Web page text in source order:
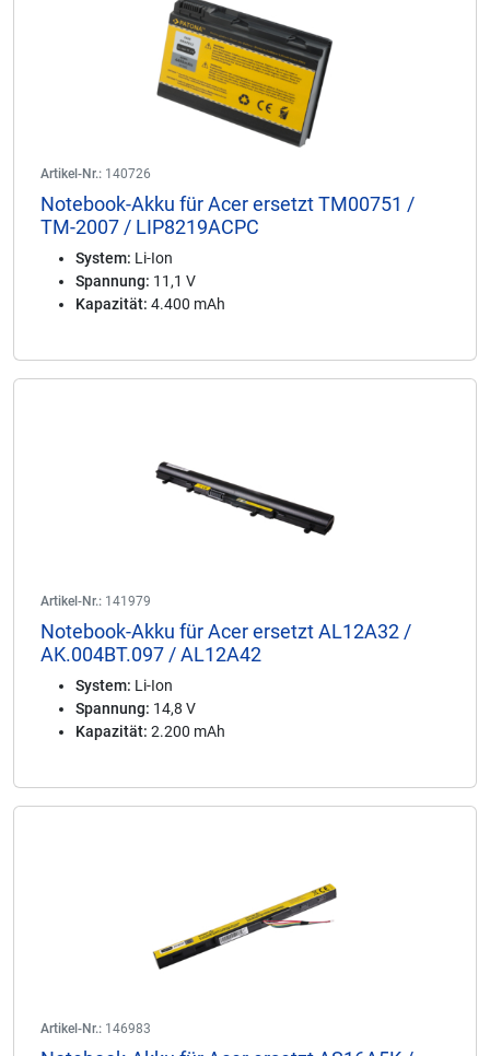
Artikel-Nr.: 140726
Notebook-Akku für Acer ersetzt TM00751 /
TM-2007 / LIP8219ACPC
System: Li-Ion
Spannung: 11,1 V
Kapazität: 4.400 mAh
Artikel-Nr.: 141979
Notebook-Akku für Acer ersetzt AL12A32 /
AK.004BT.097 / AL12A42
System: Li-Ion
Spannung: 14,8 V
Kapazität: 2.200 mAh
Artikel-Nr.: 146983